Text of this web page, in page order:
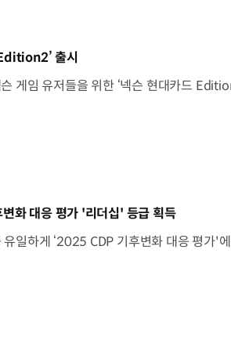
출시
화 대응 평가 '리더십' 등급 획득